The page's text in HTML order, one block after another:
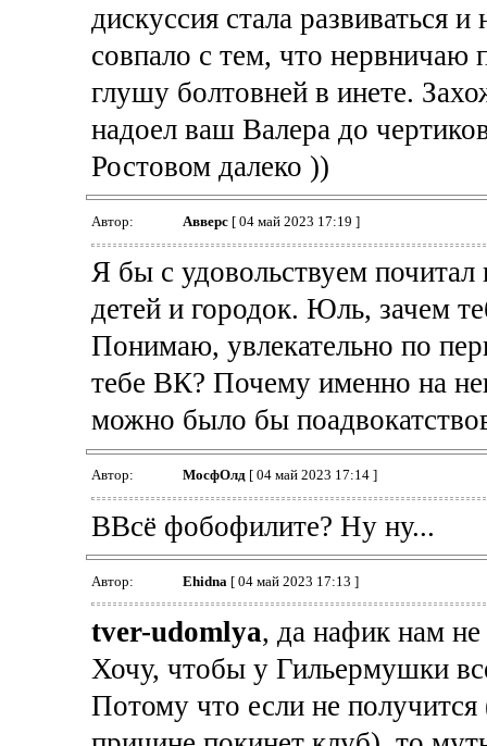
дискуссия стала развиваться
совпало с тем, что
глушу болтовней в инете.
надоел ваш Валера до
Ростовом далеко ))
Автор: Авверс[ 04 май 2023 17:19 ]
Я бы с удовольствуем
детей и городок. Юль, зачем
Понимаю, увлекательно по
тебе ВК? Почему именно на
можно было бы
Автор: МосфОлд[ 04 май 2023 17:14 ]
ВВсё фобофилите? Ну ну...
Автор: Ehidna [ 04 май 2023 17:13 ]
tver-udomlya, да нафик нам
Хочу, чтобы у Гильермушки
Потому что если не